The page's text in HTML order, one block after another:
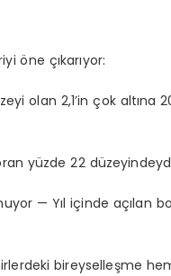
öne çıkarıyor:
olan 2,1’in çok altına
yüzde 22
— Yıl içinde açılan
bireyselleşme